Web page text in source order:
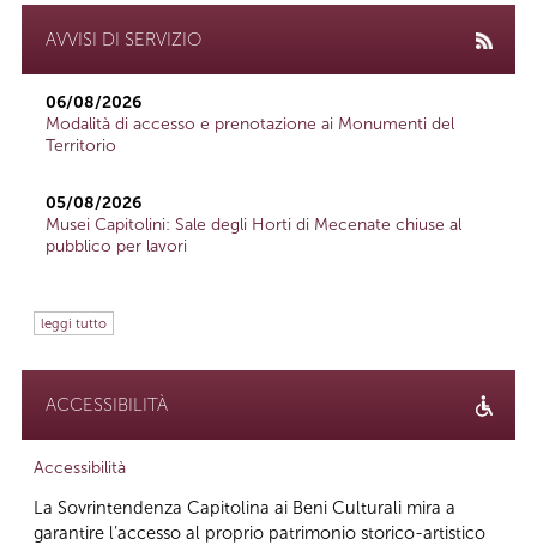
AVVISI DI SERVIZIO
06/08/2026
Modalità di accesso e prenotazione ai Monumenti del
Territorio
05/08/2026
Musei Capitolini: Sale degli Horti di Mecenate chiuse al
pubblico per lavori
leggi tutto
ACCESSIBILITÀ
Accessibilità
La Sovrintendenza Capitolina ai Beni Culturali mira a
garantire l’accesso al proprio patrimonio storico-artistico